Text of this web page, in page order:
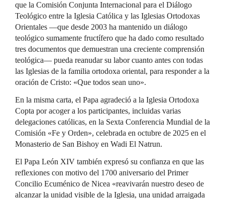
que la Comisión Conjunta Internacional para el Diálogo
Teológico entre la Iglesia Católica y las Iglesias Ortodoxas
Orientales —que desde 2003 ha mantenido un diálogo
teológico sumamente fructífero que ha dado como resultado
tres documentos que demuestran una creciente comprensión
teológica— pueda reanudar su labor cuanto antes con todas
las Iglesias de la familia ortodoxa oriental, para responder a la
oración de Cristo: «Que todos sean uno».
En la misma carta, el Papa agradeció a la Iglesia Ortodoxa
Copta por acoger a los participantes, incluidas varias
delegaciones católicas, en la Sexta Conferencia Mundial de la
Comisión «Fe y Orden», celebrada en octubre de 2025 en el
Monasterio de San Bishoy en Wadi El Natrun.
El Papa León XIV también expresó su confianza en que las
reflexiones con motivo del 1700 aniversario del Primer
Concilio Ecuménico de Nicea «reavivarán nuestro deseo de
alcanzar la unidad visible de la Iglesia, una unidad arraigada